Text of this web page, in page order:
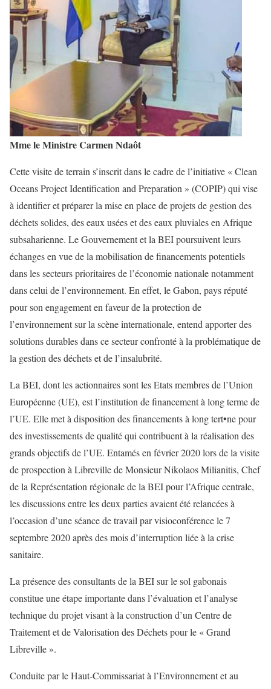
Mme le Ministre Carmen Ndaôt
Cette visite de terrain s’inscrit dans le cadre de l’initiative « Clean
Oceans Project Identification and Preparation » (COPIP) qui vise
à identifier et préparer la mise en place de projets de gestion des
déchets solides, des eaux usées et des eaux pluviales en Afrique
subsaharienne. Le Gouvernement et la BEI poursuivent leurs
échanges en vue de la mobilisation de financements potentiels
dans les secteurs prioritaires de l’économie nationale notamment
dans celui de l’environnement. En effet, le Gabon, pays réputé
pour son engagement en faveur de la protection de
l’environnement sur la scène internationale, entend apporter des
solutions durables dans ce secteur confronté à la problématique de
la gestion des déchets et de l’insalubrité.
La BEI, dont les actionnaires sont les Etats membres de l’Union
Européenne (UE), est l’institution de financement à long terme de
l’UE. Elle met à disposition des financements à long tert•ne pour
des investissements de qualité qui contribuent à la réalisation des
grands objectifs de l’UE. Entamés en février 2020 lors de la visite
de prospection à Libreville de Monsieur Nikolaos Milianitis, Chef
de la Représentation régionale de la BEI pour l’Afrique centrale,
les discussions entre les deux parties avaient été relancées à
l’occasion d’une séance de travail par visioconférence le 7
septembre 2020 après des mois d’interruption liée à la crise
sanitaire.
La présence des consultants de la BEI sur le sol gabonais
constitue une étape importante dans l’évaluation et l’analyse
technique du projet visant à la construction d’un Centre de
Traitement et de Valorisation des Déchets pour le « Grand
Libreville ».
Conduite par le Haut-Commissariat à l’Environnement et au